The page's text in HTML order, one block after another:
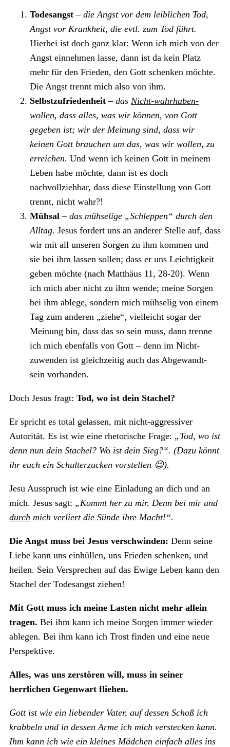
Todesangst – die Angst vor dem leiblichen Tod,
Angst vor Krankheit, die evtl. zum Tod führt.
Hierbei ist doch ganz klar: Wenn ich mich von der
Angst einnehmen lasse, dann ist da kein Platz
mehr für den Frieden, den Gott schenken möchte.
Die Angst trennt mich also von ihm.
Selbstzufriedenheit – das Nicht-wahrhaben-
wollen, dass alles, was wir können, von Gott
gegeben ist; wir der Meinung sind, dass wir
keinen Gott brauchen um das, was wir wollen, zu
erreichen. Und wenn ich keinen Gott in meinem
Leben habe möchte, dann ist es doch
nachvollziehbar, dass diese Einstellung von Gott
trennt, nicht wahr?!
Mühsal– das mühselige „Schleppen“ durch den
Alltag. Jesus fordert uns an anderer Stelle auf, dass
wir mit all unseren Sorgen zu ihm kommen und
sie bei ihm lassen sollen; dass er uns Leichtigkeit
geben möchte (nach Matthäus 11, 28-20). Wenn
ich mich aber nicht zu ihm wende; meine Sorgen
bei ihm ablege, sondern mich mühselig von einem
Tag zum anderen „ziehe“, vielleicht sogar der
Meinung bin, dass das so sein muss, dann trenne
ich mich ebenfalls von Gott – denn im Nicht-
zuwenden ist gleichzeitig auch das Abgewandt-
sein vorhanden.
Doch Jesus fragt: Tod, wo ist dein Stachel?
Er spricht es total gelassen, mit nicht-aggressiver
Autorität. Es ist wie eine rhetorische Frage: „Tod, wo ist
denn nun dein Stachel? Wo ist dein Sieg?“. (Dazu könnt
ihr euch ein Schulterzucken vorstellen 😉).
Jesu Ausspruch ist wie eine Einladung an dich und an
mich. Jesus sagt: „Kommt her zu mir. Denn bei mir und
durch mich verliert die Sünde ihre Macht!“.
Die Angst muss bei Jesus verschwinden: Denn seine
Liebe kann uns einhüllen, uns Frieden schenken, und
heilen. Sein Versprechen auf das Ewige Leben kann den
Stachel der Todesangst ziehen!
Mit Gott muss ich meine Lasten nicht mehr allein
tragen. Bei ihm kann ich meine Sorgen immer wieder
ablegen. Bei ihm kann ich Trost finden und eine neue
Perspektive.
Alles, was uns zerstören will, muss in seiner
herrlichen Gegenwart fliehen.
Gott ist wie ein liebender Vater, auf dessen Schoß ich
krabbeln und in dessen Arme ich mich verstecken kann.
Ihm kann ich wie ein kleines Mädchen einfach alles ins